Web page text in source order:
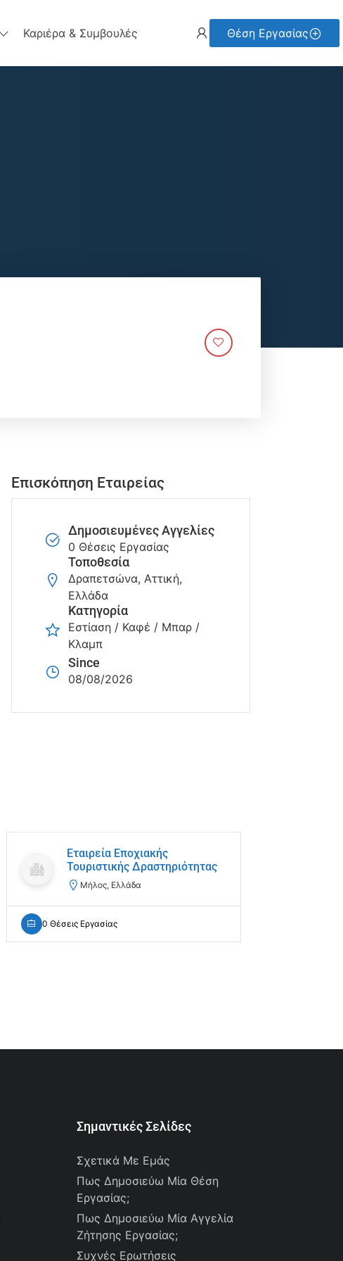
Καριέρα & Συμβουλές Θέση Εργασίας
Επισκόπηση Εταιρείας
Δημοσιευμένες Αγγελίες
0 Θέσεις Εργασίας
Τοποθεσία
Δραπετσώνα, Αττική,
Ελλάδα
Κατηγορία
Εστίαση / Καφέ / Μπαρ /
Κλαμπ
Since
08/08/2026
Εταιρεία Εποχιακής
Τουριστικής Δραστηριότητας
Μήλος, Ελλάδα
0 Θέσεις Εργασίας
Σημαντικές Σελίδες
Σχετικά Με Εμάς
Πως Δημοσιεύω Μία Θέση
Εργασίας;
Πως Δημοσιεύω Μία Αγγελία
Ζήτησης Εργασίας;
Συχνές Ερωτήσεις